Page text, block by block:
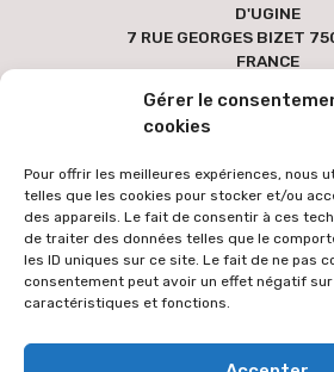
Gérer le
cookies
Pour offrir les meilleures expériences, nous
telles que les cookies pour stocker et/ou
des appareils. Le fait de consentir à ces
de traiter des données telles que le
les ID uniques sur ce site. Le fait de ne pas
consentement peut avoir un effet négatif
caractéristiques et fonctions.
D'UGINE
7 RUE GEORGES BIZET
FRANCE
Pour faciliter l'accès au site par le plus